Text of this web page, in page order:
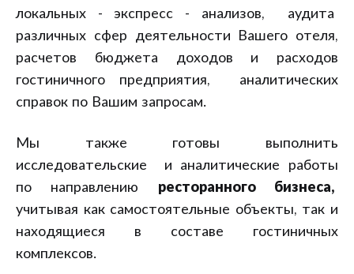
локальных - экспресс - анализов, аудита
различных сфер деятельности Вашего отеля,
расчетов бюджета доходов и расходов
гостиничного предприятия, аналитических
справок по Вашим запросам.
Мы также готовы выполнить
исследовательские и аналитические работы
по направлению ресторанного бизнеса,
учитывая как самостоятельные объекты, так и
находящиеся в составе гостиничных
комплексов.